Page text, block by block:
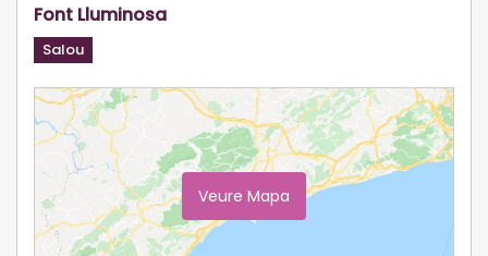
Font Lluminosa
Salou
Veure Mapa